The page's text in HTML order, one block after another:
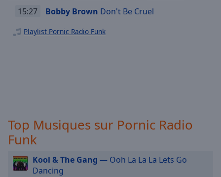
subtitles
settings
dialog
in-
Picture
Fullscreen
15:27 Bobby Brown Don't Be Cruel
Playlist Pornic Radio Funk
Top Musiques sur Pornic Radio
Funk
Kool & The Gang — Ooh La La La Lets Go
Dancing